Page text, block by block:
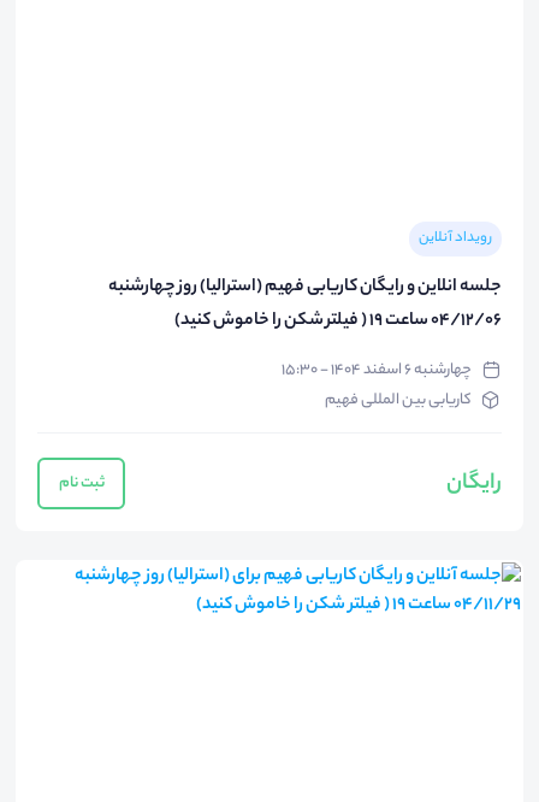
رویداد آنلاین
جلسه انلاین و رایگان کاریابی فهیم (استرالیا) روز چهارشنبه
04/12/06 ساعت 19 ( فیلتر شکن را خاموش کنید)
چهارشنبه ۶ اسفند ۱۴۰۴ - ۱۵:۳۰
کاریابی بین المللی فهیم
رایگان ثبت نام